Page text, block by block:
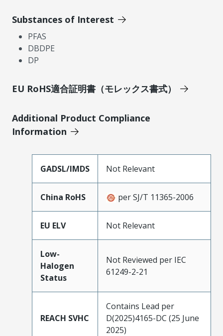
Substances of Interest
PFAS
DBDPE
DP
EU RoHS適合証明書（モレックス書式）
Additional Product Compliance
Information
GADSL/IMDS Not Relevant
China RoHS per SJ/T 11365-2006
EU ELV Not Relevant
Low-
Halogen
Status
Not Reviewed per IEC
61249-2-21
REACH SVHC
Contains Lead per
D(2025)4165-DC (25 June
2025)